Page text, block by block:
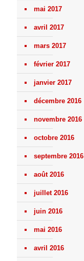
mai 2017
avril 2017
mars 2017
février 2017
janvier 2017
décembre 2016
novembre 2016
octobre 2016
septembre 2016
août 2016
juillet 2016
juin 2016
mai 2016
avril 2016